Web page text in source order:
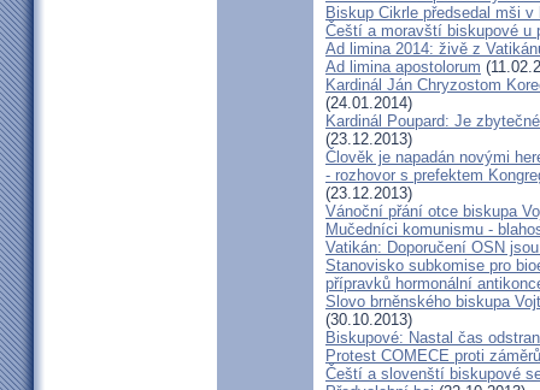
Biskup Cikrle předsedal mši
Čeští a moravští biskupové u
Ad limina 2014: živě z
Ad limina apostolorum
Kardinál Ján Chryzostom
(24.01.2014)
Kardinál Poupard: Je
(23.12.2013)
Člověk je napadán novými
- rozhovor s prefektem
(23.12.2013)
Vánoční přání otce biskupa
Mučedníci komunismu -
Vatikán: Doporučení OSN
Stanovisko subkomise pro
přípravků hormonální
Slovo brněnského biskupa
(30.10.2013)
Biskupové: Nastal čas
Protest COMECE proti
Čeští a slovenští biskupové